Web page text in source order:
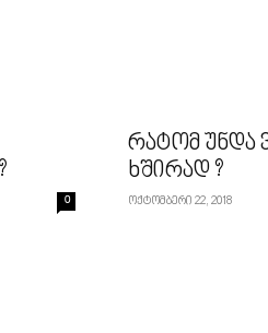
0
რატომ უნდა
ხშირად ?
ოქტომბერი 22, 2018